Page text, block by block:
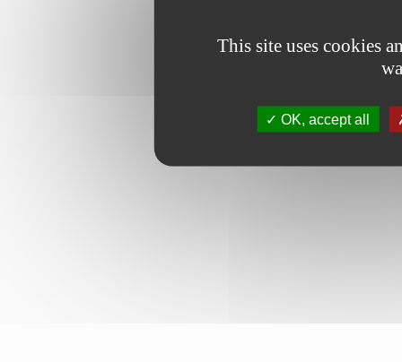
This site uses cookies
OK, accept all